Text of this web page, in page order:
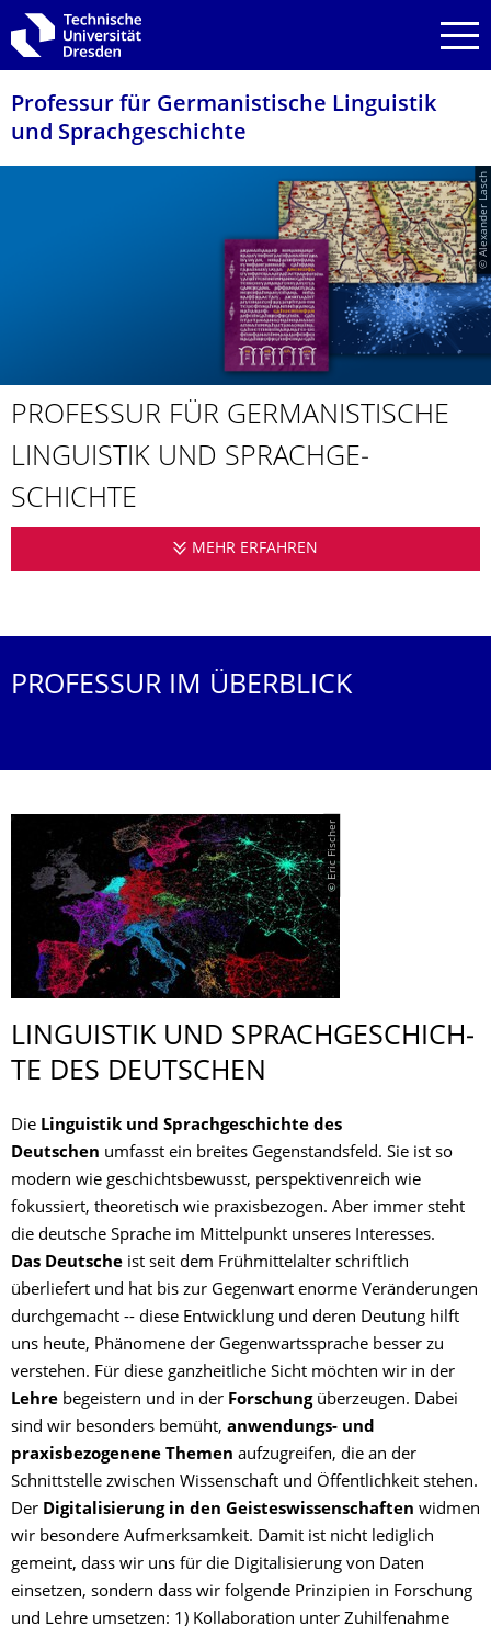
Zur Hauptnavigation springen
Zur Suche springen
Zum Inhalt springen
Professur für Germanistische Linguistik
und Sprachgeschichte
© Alexander Lasch
PROFESSUR FÜR GERMANISTI­SCHE
LINGUISTIK UND SPRACHGE­
SCHICHTE
MEHR ERFAHREN
PROFESSUR IM ÜBERBLICK
© Eric Fischer
LINGUISTIK UND SPRACHGESCHICH­
TE DES DEUTSCHEN
Die Linguistik und Sprachgeschichte des
Deutschen umfasst ein breites Gegenstandsfeld. Sie ist so
modern wie geschichtsbewusst, perspektivenreich wie
fokussiert, theoretisch wie praxisbezogen. Aber immer steht
die deutsche Sprache im Mittelpunkt unseres Interesses.
Das Deutsche ist seit dem Frühmittelalter schriftlich
überliefert und hat bis zur Gegenwart enorme Veränderungen
durchgemacht -- diese Entwicklung und deren Deutung hilft
uns heute, Phänomene der Gegenwartssprache besser zu
verstehen. Für diese ganzheitliche Sicht möchten wir in der
Lehre begeistern und in der Forschungüberzeugen. Dabei
sind wir besonders bemüht, anwendungs- und
praxisbezogenene Themen aufzugreifen, die an der
Schnittstelle zwischen Wissenschaft und Öffentlichkeit stehen.
Der Digitalisierung in den Geisteswissenschaften widmen
wir besondere Aufmerksamkeit. Damit ist nicht lediglich
gemeint, dass wir uns für die Digitalisierung von Daten
einsetzen, sondern dass wir folgende Prinzipien in Forschung
und Lehre umsetzen: 1) Kollaboration unter Zuhilfenahme